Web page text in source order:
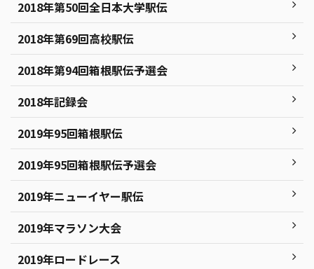
2018年第50回全日本大学駅伝
2018年第69回高校駅伝
2018年第94回箱根駅伝予選会
2018年記録会
2019年95回箱根駅伝
2019年95回箱根駅伝予選会
2019年ニューイヤー駅伝
2019年マラソン大会
2019年ロードレース